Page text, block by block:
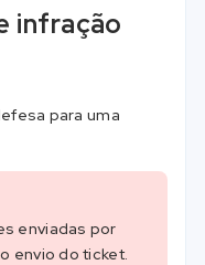
infração
para uma
enviadas por
envio do ticket.